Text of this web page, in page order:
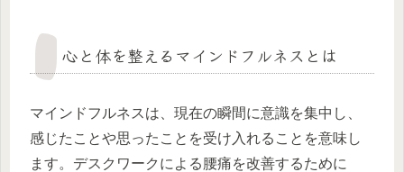
心と体を整えるマインドフルネスとは
マインドフルネスは、現在の瞬間に意識を集中し、
感じたことや思ったことを受け入れることを意味し
ます。デスクワークによる腰痛を改善するために